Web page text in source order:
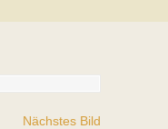
Nächstes Bild